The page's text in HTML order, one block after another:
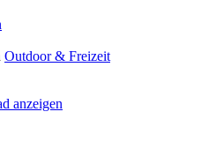
Outdoor & Freizeit
anzeigen